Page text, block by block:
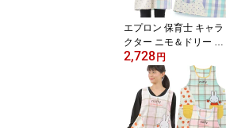
エプロン 保育士 キャラ
クター ニモ＆ドリー エ
プロン 大きいサイズあり
LL-3L 幼稚園 卒園ギフト
プレゼント
2,728円